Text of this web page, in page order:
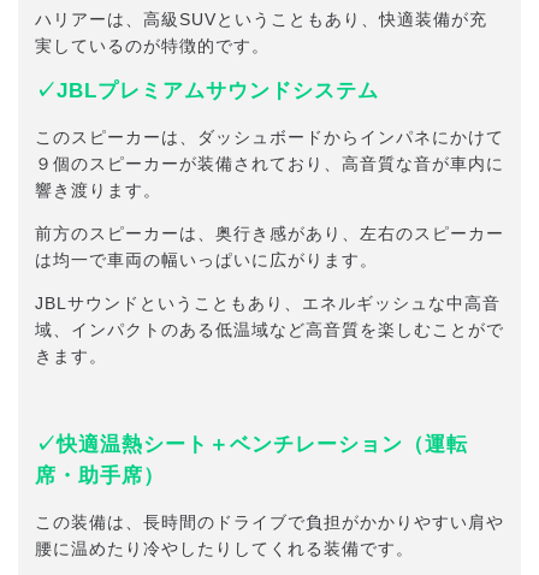
ハリアーは、高級SUVということもあり、快適装備が充
実しているのが特徴的です。
✓JBLプレミアムサウンドシステム
このスピーカーは、ダッシュボードからインパネにかけて
９個のスピーカーが装備されており、高音質な音が車内に
響き渡ります。
前方のスピーカーは、奥行き感があり、左右のスピーカー
は均一で車両の幅いっぱいに広がります。
JBLサウンドということもあり、エネルギッシュな中高音
域、インパクトのある低温域など高音質を楽しむことがで
きます。
✓快適温熱シート＋ベンチレーション（運転
席・助手席）
この装備は、長時間のドライブで負担がかかりやすい肩や
腰に温めたり冷やしたりしてくれる装備です。